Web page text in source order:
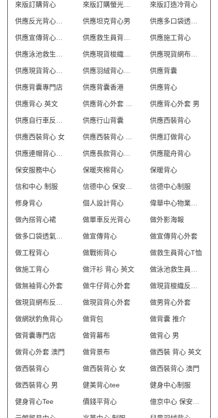
來版訂購背心 來版訂購螢光背心 來版訂造冷背心
供應坦克背心男
供應救生員背心T恤 供應施工背心
供應現貨梭織反光背心
供應羽絨背心外套 供應背囊
供應背囊專門店 供應背囊香港 供應背心
供應背心 英文 供應背心外套 男
供應行山背囊 供應西裝背心
供應西裝背心 女 供應訂做背心
供應長款背心外套 供應龍舟背心
保安服務中心 保暖夾棉背心 保暖背心
信和中心 制服 信德中心制服
修身背心 個人設計背心
做內搭背心裙 做單車反光背心 做外影海報
做宣傳背心 做宣傳背心外套
做工程背心 做戰術背心 做救生員背心T恤
做施工背心 做汗衫 背心 英文
做無袖背心外套 做牛仔背心外套
做現貨背心外套 做男背心外套
做網狀釣魚背心 做背包 做背囊 推介
做背囊專門店 做背幕布 做背心 男
做背心外套 澳門 做背景布 做西裝 背心 英文
做西裝背心 做西裝背心 女 做西裝背心 澳門
做西裝背心 男 健美背心tee 健身中心制服
健身背心Tee 價錢平背心